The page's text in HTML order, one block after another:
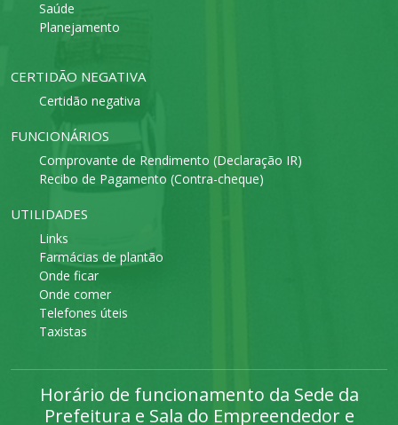
Saúde
Planejamento
CERTIDÃO NEGATIVA
Certidão negativa
FUNCIONÁRIOS
Comprovante de Rendimento (Declaração IR)
Recibo de Pagamento (Contra-cheque)
UTILIDADES
Links
Farmácias de plantão
Onde ficar
Onde comer
Telefones úteis
Taxistas
Horário de funcionamento da Sede da
Prefeitura e Sala do Empreendedor e